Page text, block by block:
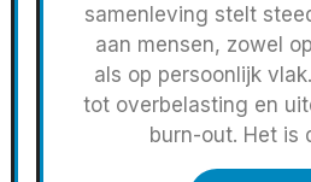
samenleving stelt
aan mensen, zowel
als op persoonlijk
tot overbelasting en
burn-out. Het is